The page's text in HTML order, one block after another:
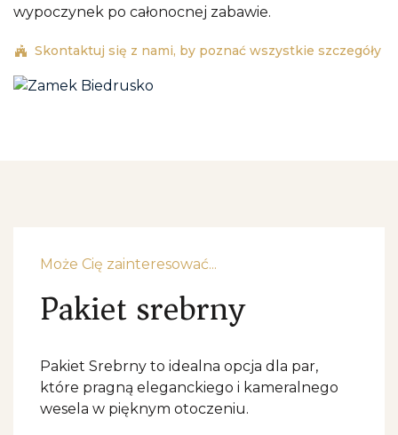
wypoczynek po całonocnej zabawie.
Skontaktuj się z nami, by poznać wszystkie szczegóły
Może Cię zainteresować...
Pakiet srebrny
Pakiet Srebrny to idealna opcja dla par,
które pragną eleganckiego i kameralnego
wesela w pięknym otoczeniu.